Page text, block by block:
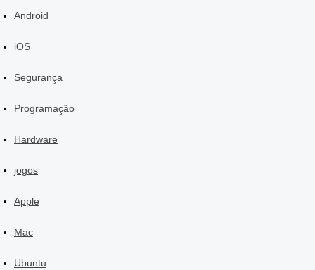
Android
iOS
Segurança
Programação
Hardware
jogos
Apple
Mac
Ubuntu